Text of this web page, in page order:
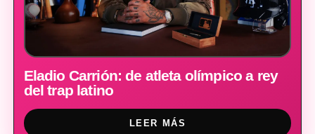
Eladio Carrión: de atleta olímpico a rey
del trap latino
LEER MÁS